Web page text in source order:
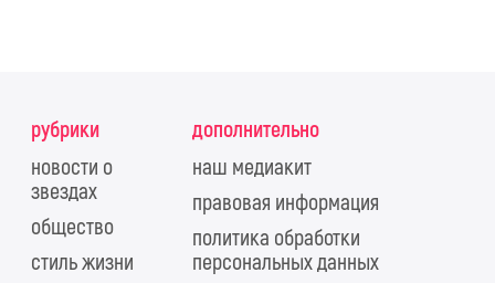
рубрики
новости о
звездах
общество
стиль жизни
дополнительно
наш медиакит
правовая информация
политика обработки
персональных данных